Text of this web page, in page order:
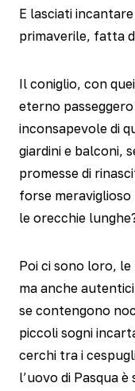
E lasciati
primaverile, fatta
Il coniglio, con
eterno
inconsapevole di
giardini e balconi,
promesse di
forse meraviglioso
le orecchie
Poi ci sono loro, le
ma anche
se contengono
piccoli sogni
cerchi tra i
l’uovo di Pasqua